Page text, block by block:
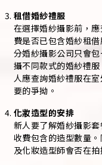
租借婚紗禮服
在選擇婚紗攝影前，
費是否已包含婚紗租
分婚紗攝影公司只會
攝不同款式的婚紗禮
人應查詢婚紗禮服在
要的爭拗。
化妝造型的安排
新人要了解婚紗攝影
收費包含的造型數量
及化妝造型師會否在